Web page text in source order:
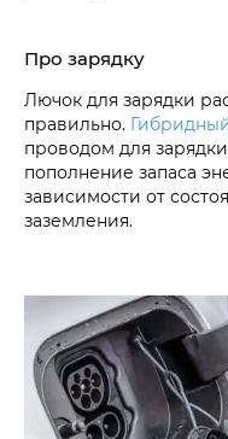
Про зарядку
Лючок для зарядки
правильно.
проводом для
пополнение запаса
зависимости от
заземления.